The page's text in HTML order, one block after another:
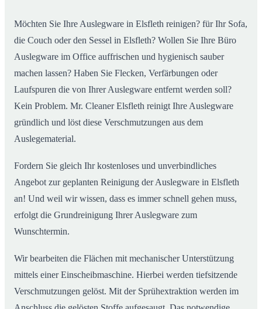
Möchten Sie Ihre Auslegware in Elsfleth reinigen? für Ihr Sofa,
die Couch oder den Sessel in Elsfleth? Wollen Sie Ihre Büro
Auslegware im Office auffrischen und hygienisch sauber
machen lassen? Haben Sie Flecken, Verfärbungen oder
Laufspuren die von Ihrer Auslegware entfernt werden soll?
Kein Problem. Mr. Cleaner Elsfleth reinigt Ihre Auslegware
gründlich und löst diese Verschmutzungen aus dem
Auslegematerial.
Fordern Sie gleich Ihr kostenloses und unverbindliches
Angebot zur geplanten Reinigung der Auslegware in Elsfleth
an! Und weil wir wissen, dass es immer schnell gehen muss,
erfolgt die Grundreinigung Ihrer Auslegware zum
Wunschtermin.
Wir bearbeiten die Flächen mit mechanischer Unterstützung
mittels einer Einscheibmaschine. Hierbei werden tiefsitzende
Verschmutzungen gelöst. Mit der Sprühextraktion werden im